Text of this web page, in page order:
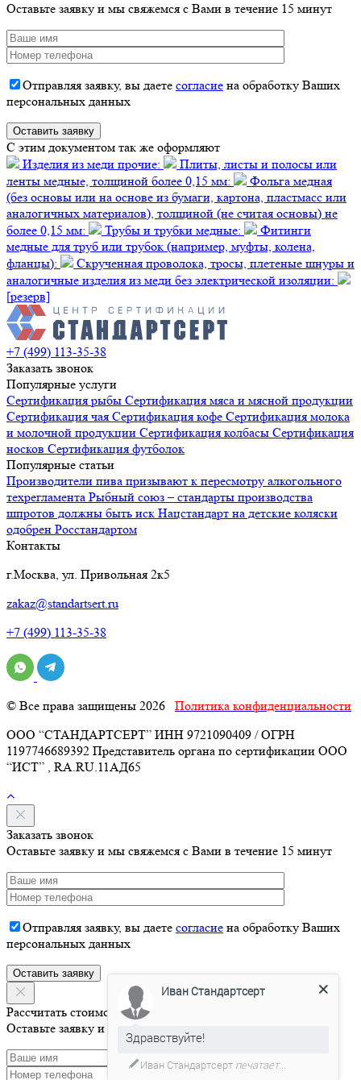
Оставьте заявку и мы свяжемся с Вами в течение 15 минут
Отправляя заявку, вы даете согласие на обработку Ваших
персональных данных
C этим документом так же оформляют
Изделия из меди прочие:
Плиты, листы и полосы или
ленты медные, толщиной более 0,15 мм:
Фольга медная
(без основы или на основе из бумаги, картона, пластмасс или
аналогичных материалов), толщиной (не считая основы) не
более 0,15 мм:
Трубы и трубки медные:
Фитинги
медные для труб или трубок (например, муфты, колена,
фланцы):
Скрученная проволока, тросы, плетеные шнуры и
аналогичные изделия из меди без электрической изоляции:
[резерв]
+7 (499) 113-35-38
Заказать звонок
Популярные услуги
Сертификация рыбы Сертификация мяса и мясной продукции
Сертификация чая Сертификация кофе Сертификация молока
и молочной продукции Сертификация колбасы Сертификация
носков Сертификация футболок
Популярные статьи
Производители пива призывают к пересмотру алкогольного
техрегламента Рыбный союз – стандарты производства
шпротов должны быть иск Нацстандарт на детские коляски
одобрен Росстандартом
Контакты
г.Москва, ул. Привольная 2к5
zakaz@standartsert.ru
+7 (499) 113-35-38
© Все права защищены 2026 Политика конфиденциальности
ООО “СТАНДАРТСЕРТ” ИНН 9721090409 / ОГРН
1197746689392 Представитель органа по сертификации ООО
“ИСТ” , RA.RU.11АД65
Заказать звонок
Оставьте заявку и мы свяжемся с Вами в течение 15 минут
Отправляя заявку, вы даете согласие на обработку Ваших
персональных данных
Рассчитать стоимость
Оставьте заявку и мы свяжемся с Вами в течение 15 минут
Иван Стандартсерт
Здравствуйте!
Иван Стандартсертпечатает...